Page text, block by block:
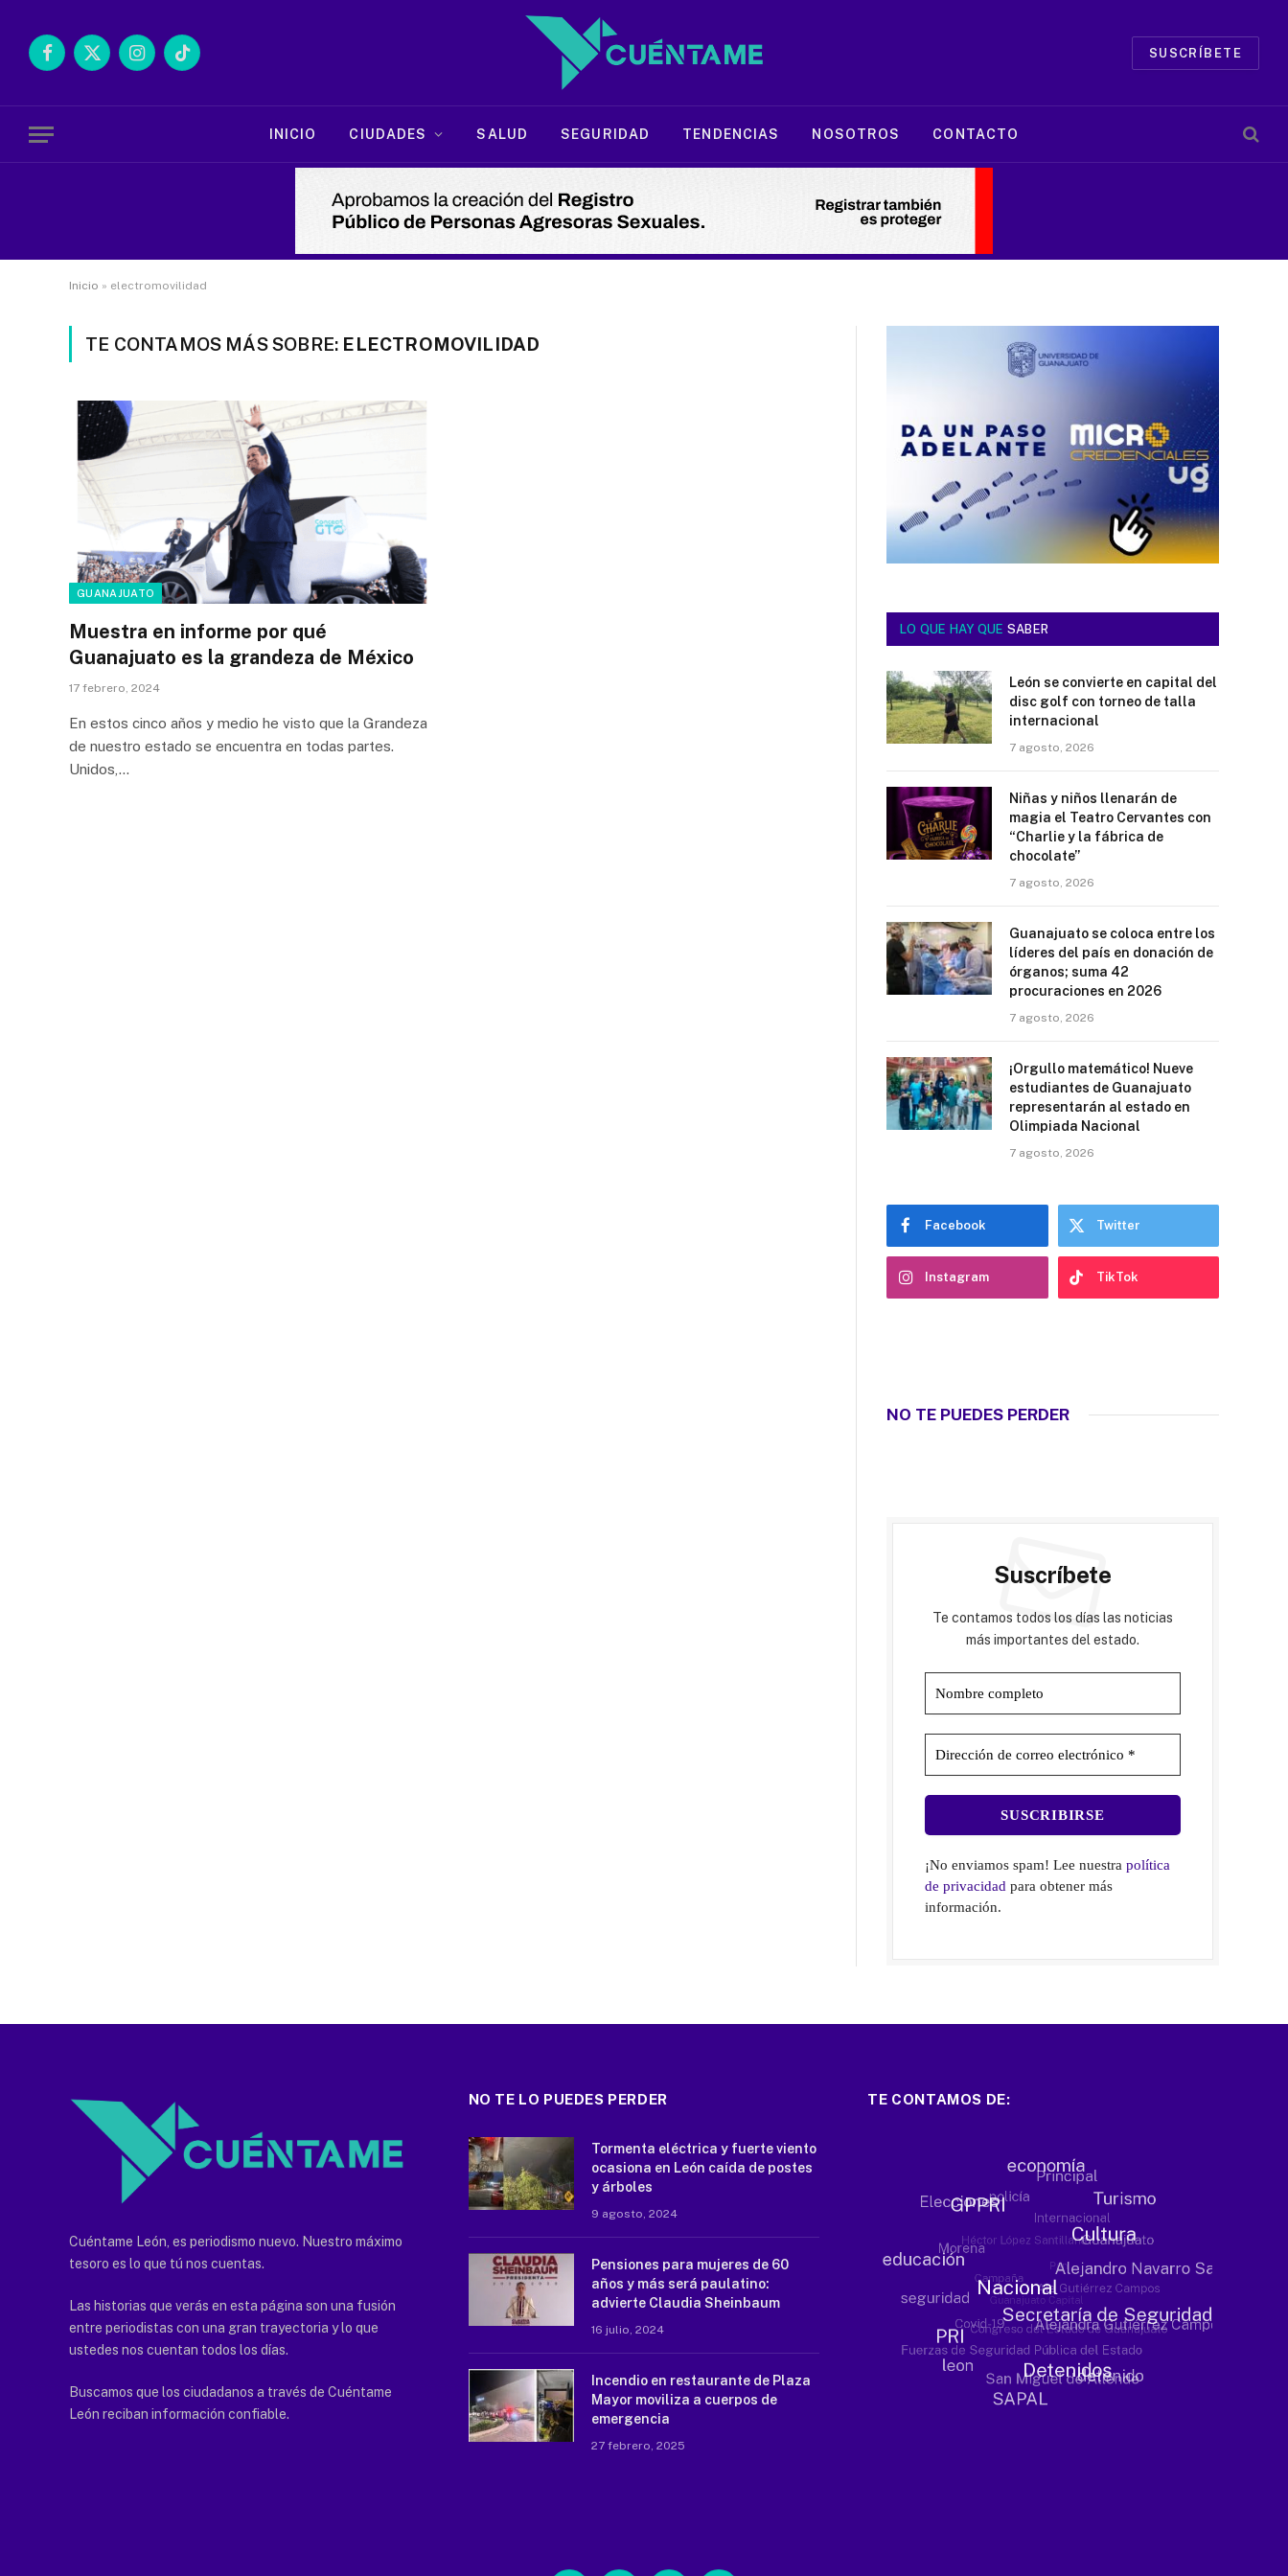
Facebook
X
InstagramTikTok
SUSCRÍBETE
INICIO CIUDADES SALUD SEGURIDAD TENDENCIAS NOSOTROS CONTACTO
Inicio » electromovilidad
TE CONTAMOS MÁS SOBRE: ELECTROMOVILIDAD
GUANAJUATO
Muestra en informe por qué
Guanajuato es la grandeza de México
17 febrero, 2024
En estos cinco años y medio he visto que la Grandeza
de nuestro estado se encuentra en todas partes.
Unidos,…
LO QUE HAY QUE SABER
León se convierte en capital del
disc golf con torneo de talla
internacional
7 agosto, 2026
Niñas y niños llenarán de
magia el Teatro Cervantes con
“Charlie y la fábrica de
chocolate”
7 agosto, 2026
Guanajuato se coloca entre los
líderes del país en donación de
órganos; suma 42
procuraciones en 2026
7 agosto, 2026
¡Orgullo matemático! Nueve
estudiantes de Guanajuato
representarán al estado en
Olimpiada Nacional
7 agosto, 2026
Facebook Twitter
Instagram TikTok
NO TE PUEDES PERDER
Suscríbete
Te contamos todos los días las noticias
más importantes del estado.
¡No enviamos spam! Lee nuestrapolítica
de privacidad para obtener más
información.
Cuéntame León, es periodismo nuevo. Nuestro máximo
tesoro es lo que tú nos cuentas.
Las historias que verás en esta página son una fusión
entre periodistas con una gran trayectoria y lo que
ustedes nos cuentan todos los días.
Buscamos que los ciudadanos a través de Cuéntame
León reciban información confiable.
NO TE LO PUEDES PERDER
Tormenta eléctrica y fuerte viento
ocasiona en León caída de postes
y árboles
9 agosto, 2024
Pensiones para mujeres de 60
años y más será paulatino:
advierte Claudia Sheinbaum
16 julio, 2024
Incendio en restaurante de Plaza
Mayor moviliza a cuerpos de
emergencia
27 febrero, 2025
TE CONTAMOS DE: